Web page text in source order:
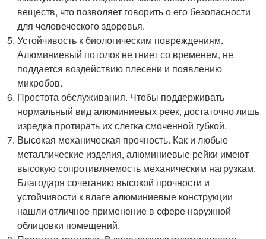
веществ, что позволяет говорить о его безопасности
для человеческого здоровья.
Устойчивость к биологическим повреждениям.
Алюминиевый потолок не гниет со временем, не
поддается воздействию плесени и появлению
микробов.
Простота обслуживания. Чтобы поддерживать
нормальный вид алюминиевых реек, достаточно лишь
изредка протирать их слегка смоченной губкой.
Высокая механическая прочность. Как и любые
металлические изделия, алюминиевые рейки имеют
высокую сопротивляемость механическим нагрузкам.
Благодаря сочетанию высокой прочности и
устойчивости к влаге алюминиевые конструкции
нашли отличное применение в сфере наружной
облицовки помещений.